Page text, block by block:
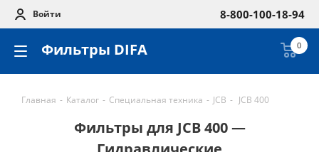
Войти 8-800-100-18-94
Фильтры DIFA 0
Главная - Каталог - Специальная техника - JCB - JCB 400
Фильтры для JCB 400 —